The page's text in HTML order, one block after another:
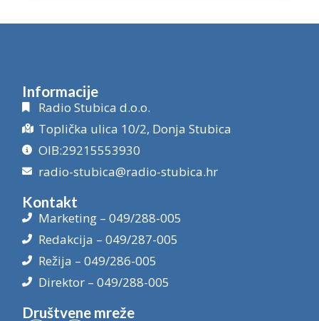
Informacije
Radio Stubica d.o.o.
Toplička ulica 10/2, Donja Stubica
OIB:29215553930
radio-stubica@radio-stubica.hr
Kontakt
Marketing – 049/288-005
Redakcija – 049/287-005
Režija – 049/286-005
Direktor – 049/288-005
Društvene mreže